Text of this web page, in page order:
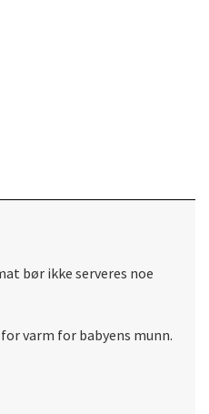
bør ikke serveres noe
for varm for babyens munn.